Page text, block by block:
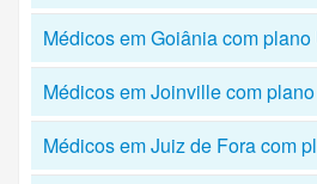
Médicos em Goiânia com
Médicos em Joinville com
Médicos em Juiz de Fora com